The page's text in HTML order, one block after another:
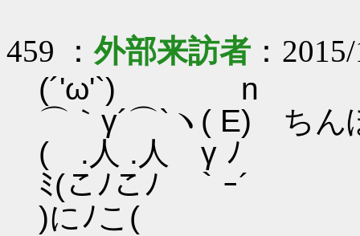
459 ：外部来訪者 ：
(´'ω'`) n
⌒｀γ´⌒`ヽ( E) ちん
( .人 .人 γ ﾉ
ﾐ(こﾉこﾉ ｀ｰ´
)にﾉこ(